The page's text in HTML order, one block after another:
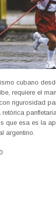
cubano
requiere el
rigurosidad
retórica
que esa es la
argentino.